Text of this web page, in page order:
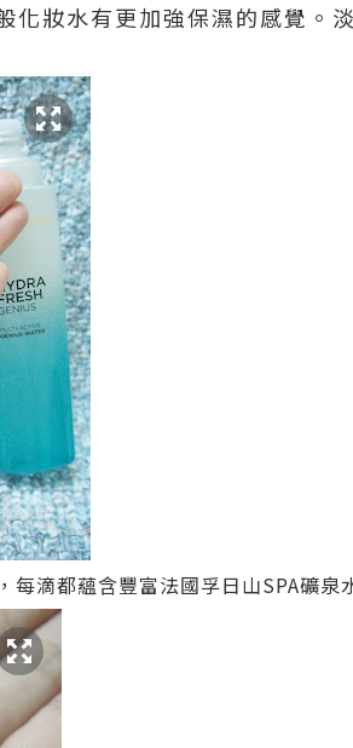
化妝水有更加強保濕的感覺。
每滴都蘊含豐富法國孚日山SPA礦泉